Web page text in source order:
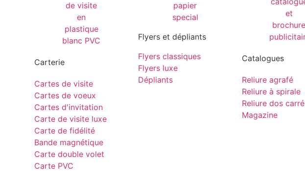
Carterie
Cartes de visite
Cartes de voeux
Cartes d'invitation
Carte de visite luxe
Carte de fidélité
Bande magnétique
Carte double volet
Carte PVC
Flyers et dépliants
Flyers classiques
Flyers luxe
Dépliants
Catalogues
Reliure agrafé
Reliure à spirale
Reliure dos
Magazine